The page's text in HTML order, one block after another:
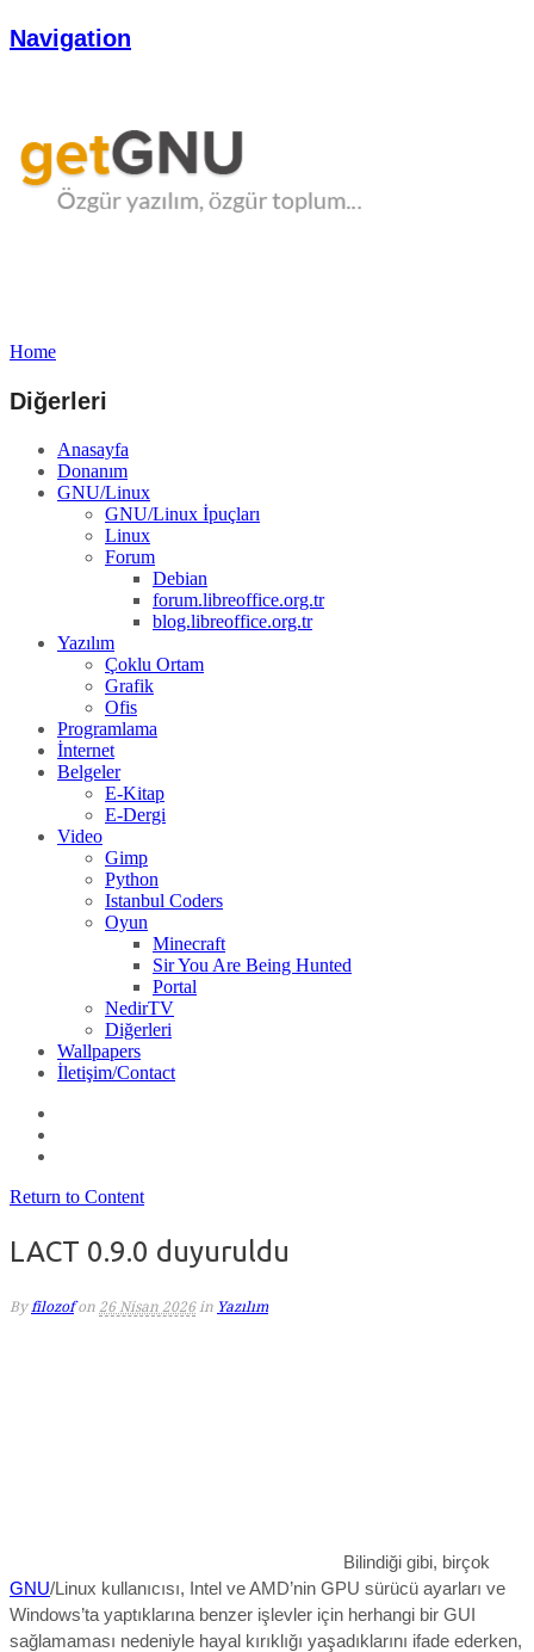
Navigation
Home
Diğerleri
Anasayfa
Donanım
GNU/Linux
GNU/Linux İpuçları
Linux
Forum
Debian
forum.libreoffice.org.tr
blog.libreoffice.org.tr
Yazılım
Çoklu Ortam
Grafik
Ofis
Programlama
İnternet
Belgeler
E-Kitap
E-Dergi
Video
Gimp
Python
Istanbul Coders
Oyun
Minecraft
Sir You Are Being Hunted
Portal
NedirTV
Diğerleri
Wallpapers
İletişim/Contact
Return to Content
LACT 0.9.0 duyuruldu
By filozof on 26 Nisan 2026 in Yazılım
Bilindiği gibi, birçok
GNU/Linux kullanıcısı, Intel ve AMD’nin GPU sürücü ayarları ve
Windows’ta yaptıklarına benzer işlevler için herhangi bir GUI
sağlamaması nedeniyle hayal kırıklığı yaşadıklarını ifade ederken,